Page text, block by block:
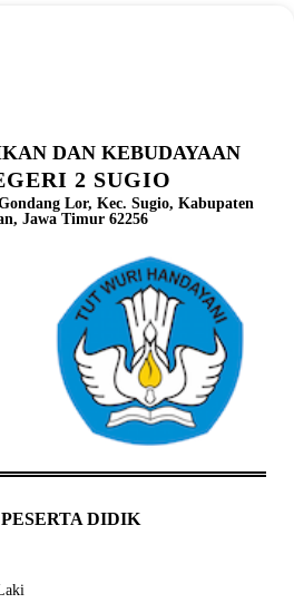
DAN KEBUDAYAAN
2 SUGIO
Lor, Kec. Sugio, Kabupaten
Jawa Timur 62256
DIDIK